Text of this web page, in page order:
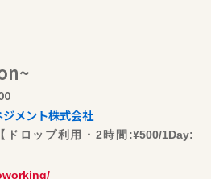
メント株式会社
ドロップ利用・2時間:¥500/1Day: